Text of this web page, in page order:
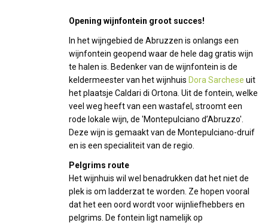
Opening wijnfontein groot succes!
In het wijngebied de Abruzzen is onlangs een
wijnfontein geopend waar de hele dag gratis wijn
te halen is. Bedenker van de wijnfontein is de
keldermeester van het wijnhuis Dora Sarchese uit
het plaatsje Caldari di Ortona. Uit de fontein, welke
veel weg heeft van een wastafel, stroomt een
rode lokale wijn, de 'Montepulciano d’Abruzzo'.
Deze wijn is gemaakt van de Montepulciano-druif
en is een specialiteit van de regio.
Pelgrims route
Het wijnhuis wil wel benadrukken dat het niet de
plek is om ladderzat te worden. Ze hopen vooral
dat het een oord wordt voor wijnliefhebbers en
pelgrims. De fontein ligt namelijk op